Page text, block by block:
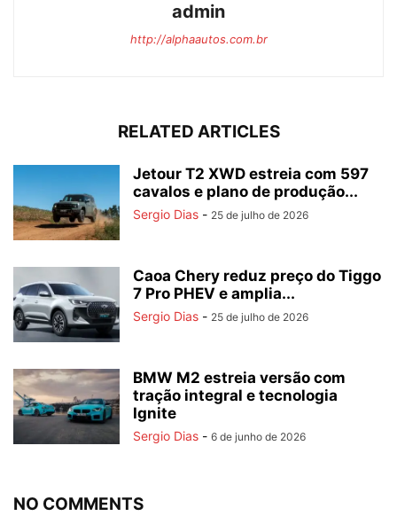
admin
http://alphaautos.com.br
RELATED ARTICLES
Jetour T2 XWD estreia com 597
cavalos e plano de produção...
Sergio Dias - 25 de julho de 2026
Caoa Chery reduz preço do Tiggo
7 Pro PHEV e amplia...
Sergio Dias - 25 de julho de 2026
BMW M2 estreia versão com
tração integral e tecnologia
Ignite
Sergio Dias - 6 de junho de 2026
NO COMMENTS